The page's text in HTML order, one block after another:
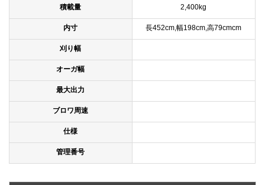
積載量 2,400kg
内寸 長452cm,幅198cm,高79cmcm
刈り幅
オーガ幅
最大出力
ブロワ周速
仕様
管理番号